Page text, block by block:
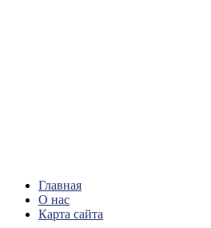
Главная
О нас
Карта сайта